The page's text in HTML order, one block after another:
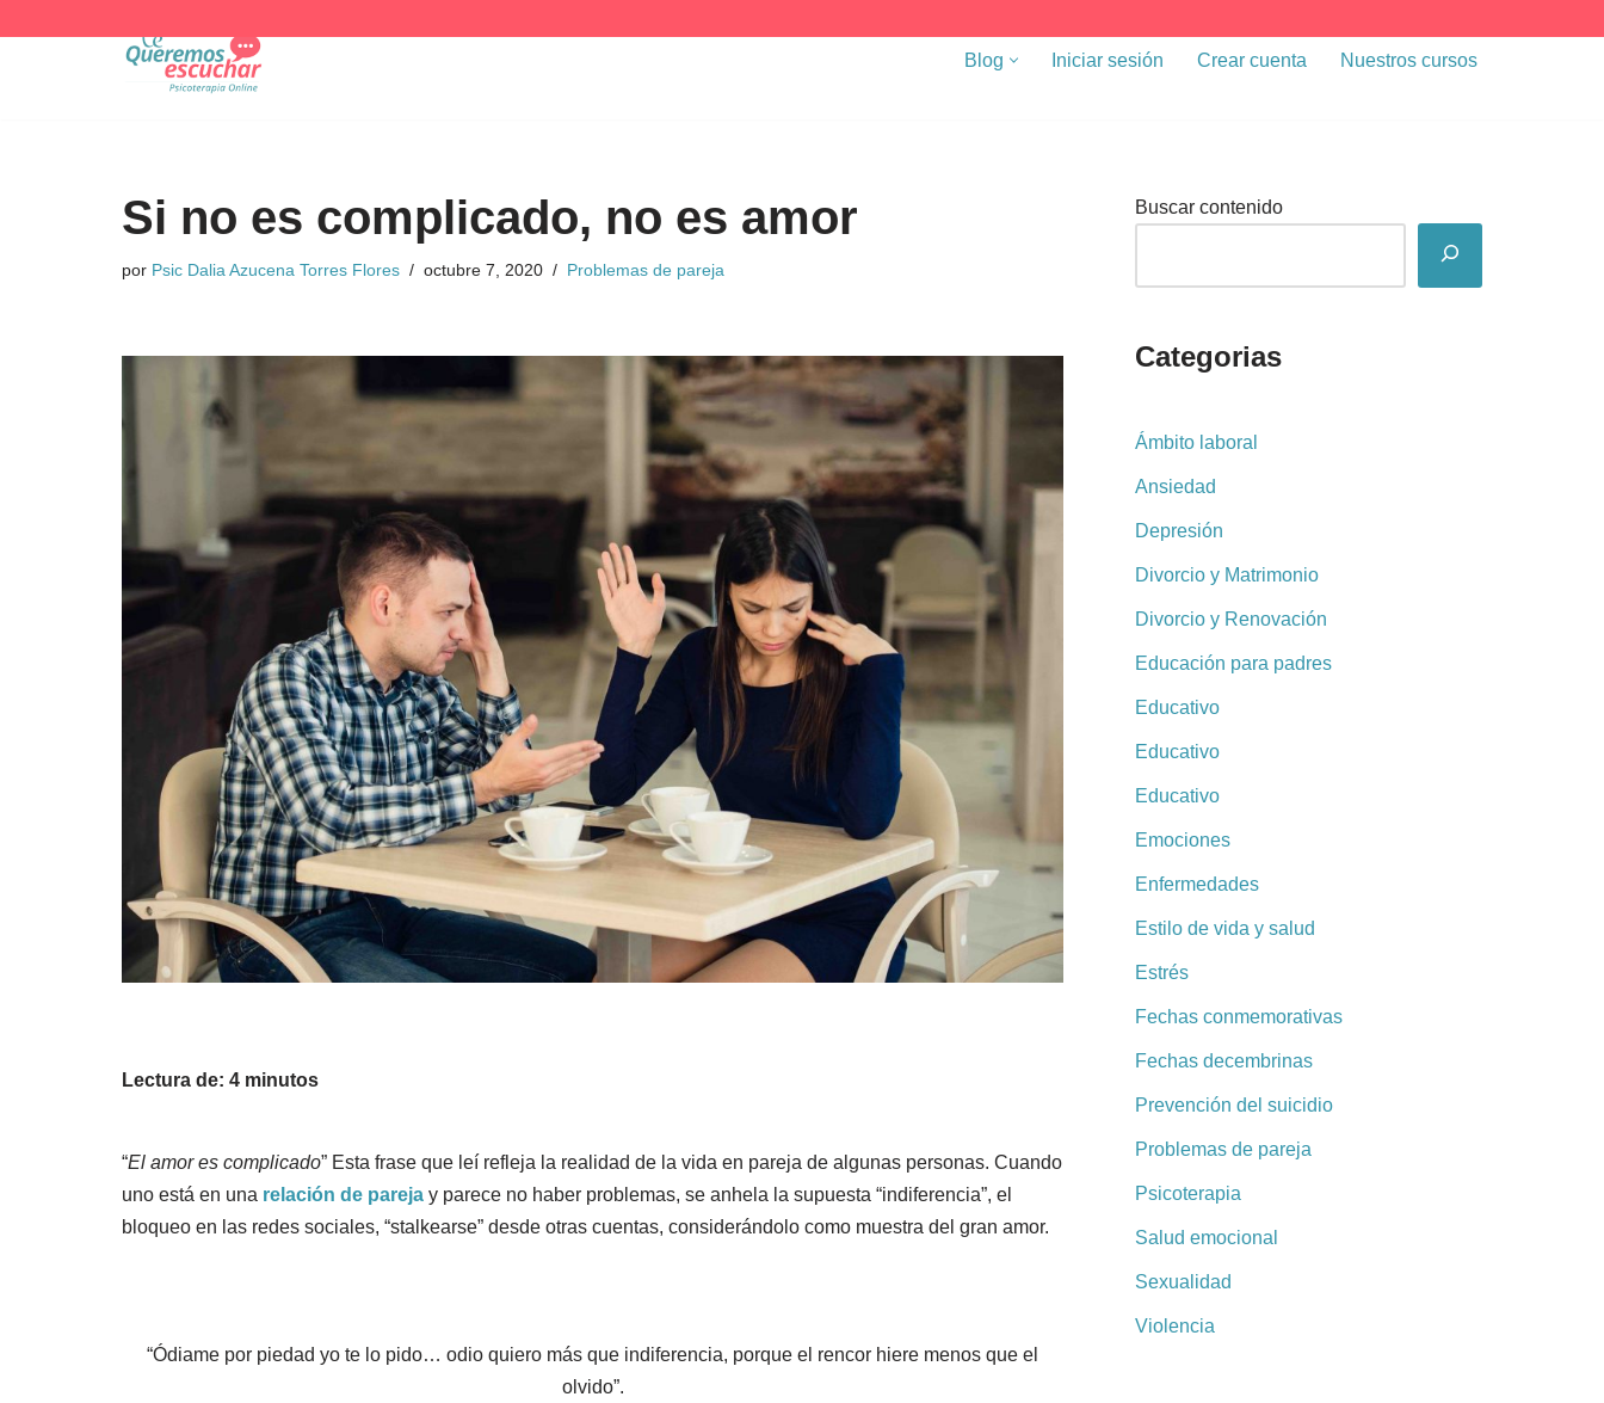
Blog Iniciar sesión Crear cuenta Nuestros cursos
Si no es complicado, no es amor
por Psic Dalia Azucena Torres Flores octubre 7, 2020 Problemas de pareja
Lectura de: 4 minutos
“El amor es complicado” Esta frase que leí refleja la realidad de la vida en pareja de algunas personas. Cuando
uno está en una relación de pareja y parece no haber problemas, se anhela la supuesta “indiferencia”, el
bloqueo en las redes sociales, “stalkearse” desde otras cuentas, considerándolo como muestra del gran amor.
“Ódiame por piedad yo te lo pido… odio quiero más que indiferencia, porque el rencor hiere menos que el
olvido”.
Buscar contenido
Categorias
Ámbito laboral
Ansiedad
Depresión
Divorcio y Matrimonio
Divorcio y Renovación
Educación para padres
Educativo
Educativo
Educativo
Emociones
Enfermedades
Estilo de vida y salud
Estrés
Fechas conmemorativas
Fechas decembrinas
Prevención del suicidio
Problemas de pareja
Psicoterapia
Salud emocional
Sexualidad
Violencia